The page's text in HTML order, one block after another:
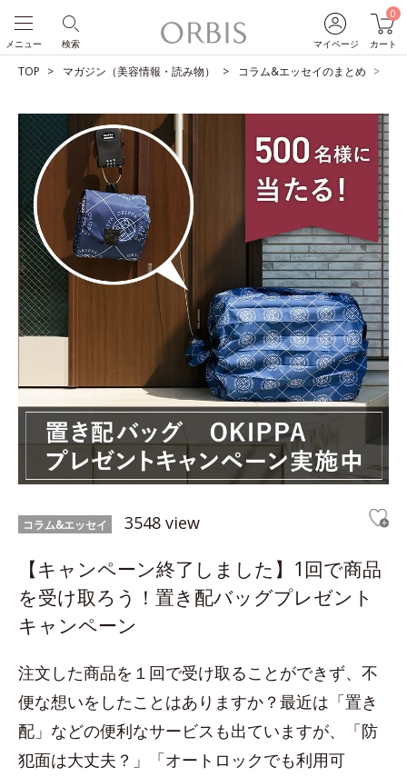
マイページ
0
カート
検索
メニュー
TOP マガジン（美容情報・読み物） コラム&エッセイのまとめ
コラム&エッセイ 3548 view
【キャンペーン終了しました】1回で商品
を受け取ろう！置き配バッグプレゼント
キャンペーン
注文した商品を１回で受け取ることができず、不
便な想いをしたことはありますか？最近は「置き
配」などの便利なサービスも出ていますが、「防
犯面は大丈夫？」「オートロックでも利用可